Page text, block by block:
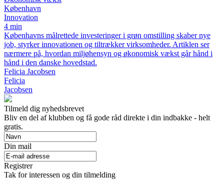
København
Innovation
4 min
Københavns målrettede investeringer i grøn omstilling skaber nye
job, styrker innovationen og tiltrækker virksomheder. Artiklen ser
nærmere på, hvordan miljøhensyn og økonomisk vækst går hånd i
hånd i den danske hovedstad.
Felicia Jacobsen
Felicia
Jacobsen
Tilmeld dig nyhedsbrevet
Bliv en del af klubben og få gode råd direkte i din indbakke - helt
gratis.
Din mail
Registrer
Tak for interessen og din tilmelding